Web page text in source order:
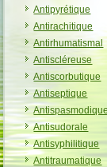
Antipyrétique
Antirachitique
Antirhumatismal
Antiscléreuse
Antiscorbutique
Antiseptique
Antispasmodique
Antisudorale
Antisyphilitique
Antitraumatique